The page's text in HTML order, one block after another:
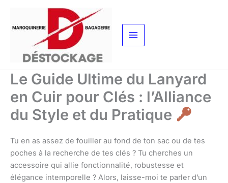
contenu
Le Guide Ultime du Lanyard
en Cuir pour Clés : l’Alliance
du Style et du Pratique
Tu en as assez de fouiller au fond de ton sac ou de tes
poches à la recherche de tes clés ? Tu cherches un
accessoire qui allie fonctionnalité, robustesse et
élégance intemporelle ? Alors, laisse-moi te parler d’un